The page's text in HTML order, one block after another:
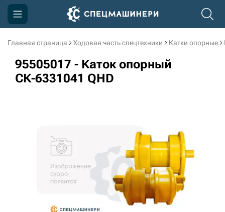
Главная страница Ходовая часть спецтехники Катки опорные
95505017 - Каток опорный
СК-6331041 QHD
Компания
Акции
3D тур по производству
3D тур по складам